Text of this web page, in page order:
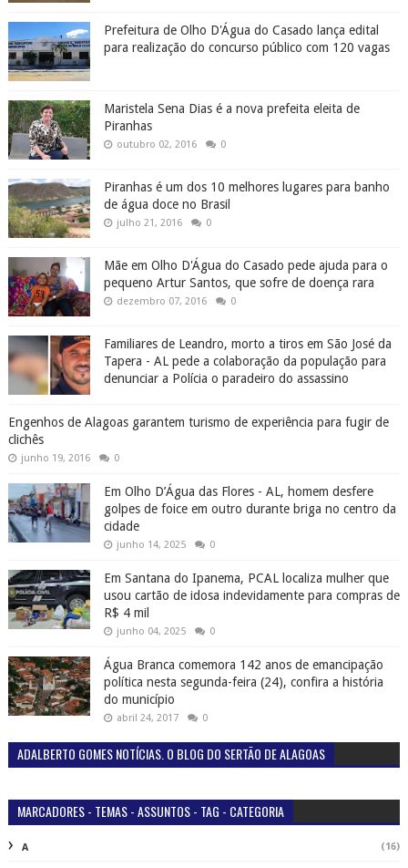
Prefeitura de Olho D'Água do Casado lança edital
para realização do concurso público com 120 vagas
Maristela Sena Dias é a nova prefeita eleita de
Piranhas
outubro 02, 2016 0
Piranhas é um dos 10 melhores lugares para banho
de água doce no Brasil
julho 21, 2016 0
Mãe em Olho D'Água do Casado pede ajuda para o
pequeno Artur Santos, que sofre de doença rara
dezembro 07, 2016 0
Familiares de Leandro, morto a tiros em São José da
Tapera - AL pede a colaboração da população para
denunciar a Polícia o paradeiro do assassino
Engenhos de Alagoas garantem turismo de experiência para fugir de
clichês
junho 19, 2016 0
Em Olho D’Água das Flores - AL, homem desfere
golpes de foice em outro durante briga no centro da
cidade
junho 14, 2025 0
Em Santana do Ipanema, PCAL localiza mulher que
usou cartão de idosa indevidamente para compras de
R$ 4 mil
junho 04, 2025 0
Água Branca comemora 142 anos de emancipação
política nesta segunda-feira (24), confira a história
do município
abril 24, 2017 0
ADALBERTO GOMES NOTÍCIAS. O BLOG DO SERTÃO DE ALAGOAS
MARCADORES - TEMAS - ASSUNTOS - TAG - CATEGORIA
A (16)